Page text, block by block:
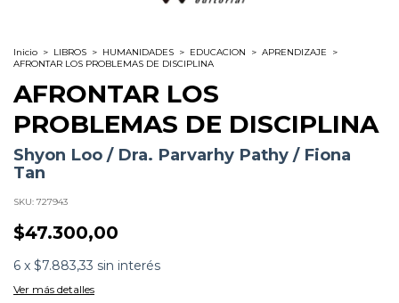
Inicio > LIBROS > HUMANIDADES > EDUCACION > APRENDIZAJE
>
AFRONTAR LOS PROBLEMAS DE DISCIPLINA
AFRONTAR LOS
PROBLEMAS DE DISCIPLINA
Shyon Loo / Dra. Parvarhy Pathy / Fiona
Tan
SKU: 727943
$47.300,00
6 x $7.883,33 sin interés
Ver más detalles